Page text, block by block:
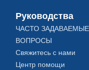
Руководства
ЧАСТО ЗАДАВАЕМЫЕ
ВОПРОСЫ
Свяжитесь с нами
Центр помощи